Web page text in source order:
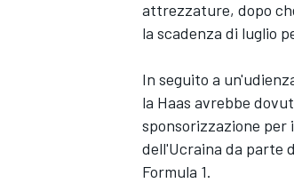
attrezzature, dopo
la scadenza di luglio
In seguito a
la Haas avrebbe
sponsorizzazione per
dell'Ucraina da parte
Formula 1.